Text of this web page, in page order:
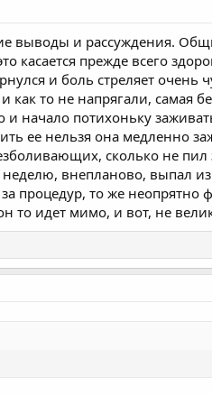
выводы и рассуждения.
касается прежде всего
и боль стреляет очень
то не напрягали, самая
и начало потихоньку
ее нельзя она медленно
сколько не пил
неделю, внепланово, выпал
процедур, то же неопрятно
то идет мимо, и вот, не